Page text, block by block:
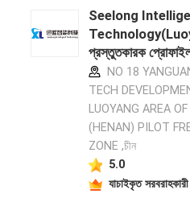
Seelong
প্রস্তুতকারক
NO 18
TECH
LUOYANG AREA
(HENAN) PILOT
ZONE ,চীন
5.0
যাচাইকৃত সরবরাহকারী